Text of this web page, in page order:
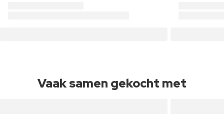
Vaak samen gekocht met